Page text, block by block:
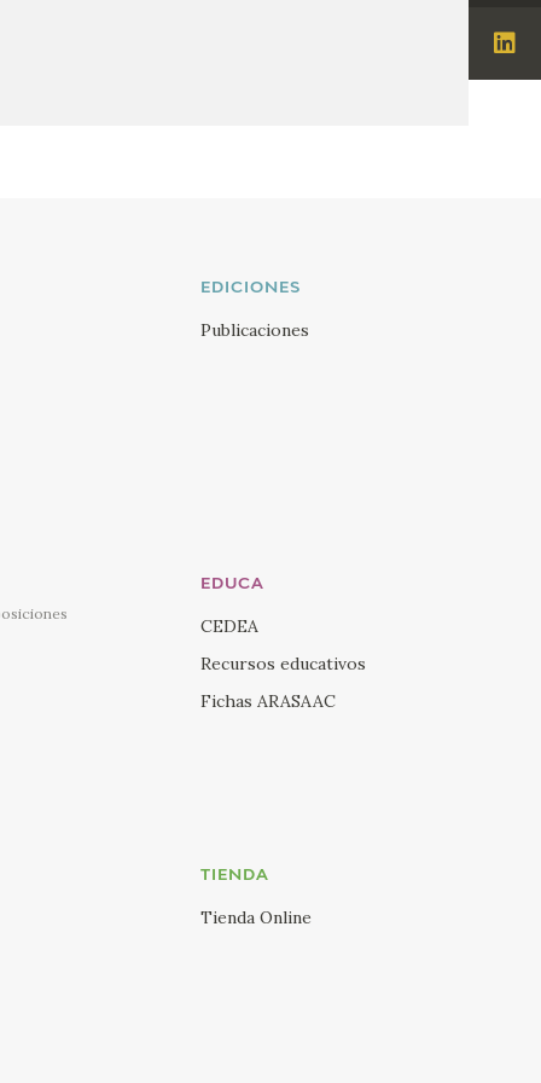
EDICIONES
Publicaciones
TIENDA
Tienda Online
EDUCA
CEDEA
Recursos educativos
Fichas ARASAAC